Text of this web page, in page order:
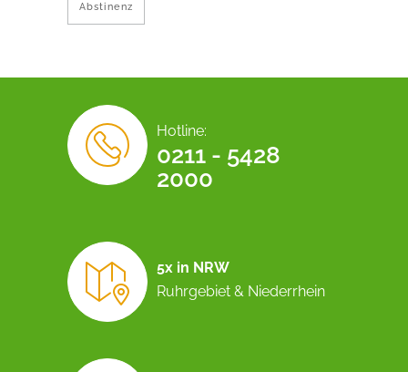
Abstinenz
Hotline:
0211 - 5428
2000
5x in NRW
Ruhrgebiet & Niederrhein